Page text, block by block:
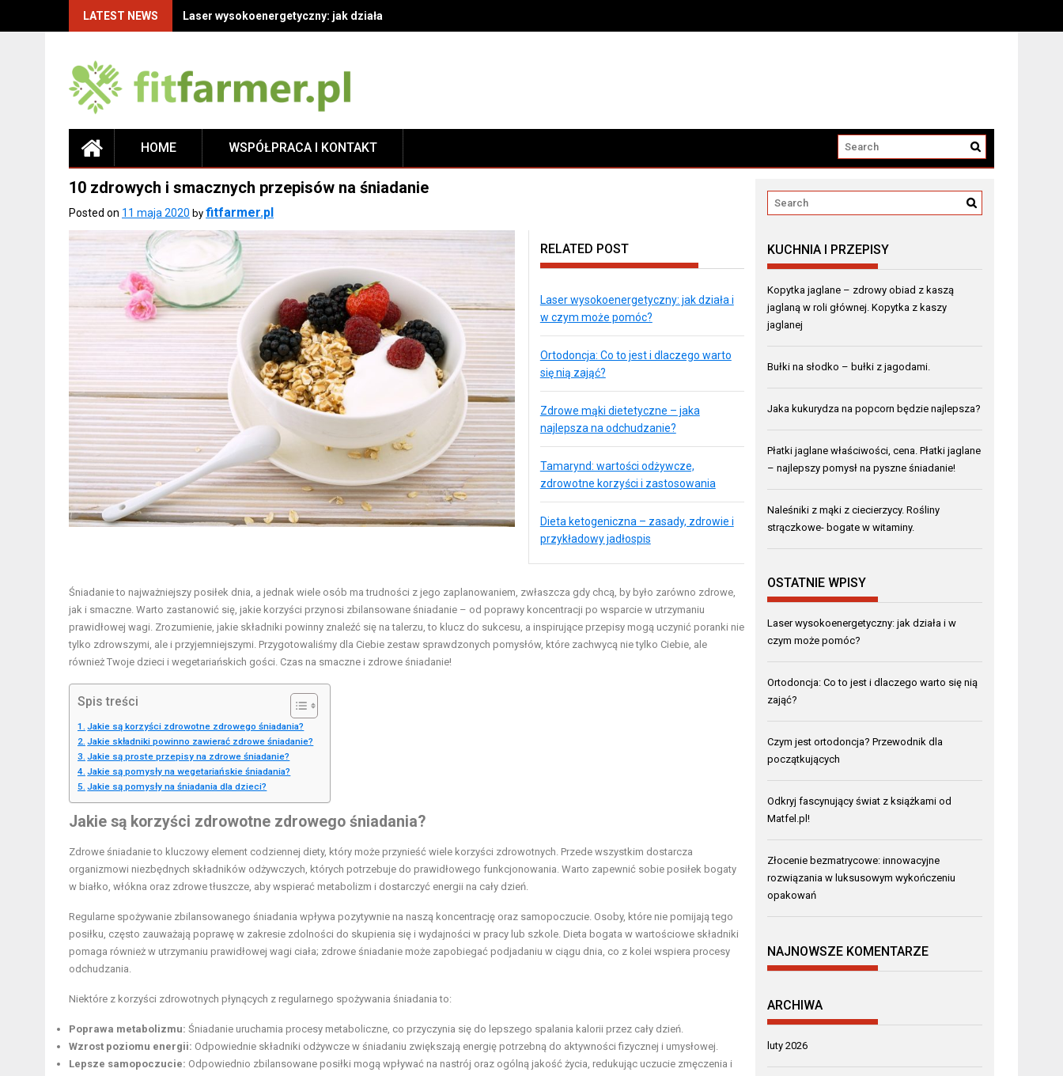
LATEST NEWS Laser wysokoenergetyczny: jak działa i w czym może pomóc?
HOME WSPÓŁPRACA I KONTAKT
10 zdrowych i smacznych przepisów na śniadanie
Posted on 11 maja 2020 by fitfarmer.pl
RELATED POST
Laser wysokoenergetyczny: jak działa i
w czym może pomóc?
Ortodoncja: Co to jest i dlaczego warto
się nią zająć?
Zdrowe mąki dietetyczne – jaka
najlepsza na odchudzanie?
Tamarynd: wartości odżywcze,
zdrowotne korzyści i zastosowania
Dieta ketogeniczna – zasady, zdrowie i
przykładowy jadłospis
Śniadanie to najważniejszy posiłek dnia, a jednak wiele osób ma trudności z jego zaplanowaniem, zwłaszcza gdy chcą, by było zarówno zdrowe,
jak i smaczne. Warto zastanowić się, jakie korzyści przynosi zbilansowane śniadanie – od poprawy koncentracji po wsparcie w utrzymaniu
prawidłowej wagi. Zrozumienie, jakie składniki powinny znaleźć się na talerzu, to klucz do sukcesu, a inspirujące przepisy mogą uczynić poranki nie
tylko zdrowszymi, ale i przyjemniejszymi. Przygotowaliśmy dla Ciebie zestaw sprawdzonych pomysłów, które zachwycą nie tylko Ciebie, ale
również Twoje dzieci i wegetariańskich gości. Czas na smaczne i zdrowe śniadanie!
Spis treści
Jakie są korzyści zdrowotne zdrowego śniadania?
Jakie składniki powinno zawierać zdrowe śniadanie?
Jakie są proste przepisy na zdrowe śniadanie?
Jakie są pomysły na wegetariańskie śniadania?
Jakie są pomysły na śniadania dla dzieci?
Jakie są korzyści zdrowotne zdrowego śniadania?
Zdrowe śniadanie to kluczowy element codziennej diety, który może przynieść wiele korzyści zdrowotnych. Przede wszystkim dostarcza
organizmowi niezbędnych składników odżywczych, których potrzebuje do prawidłowego funkcjonowania. Warto zapewnić sobie posiłek bogaty
w białko, włókna oraz zdrowe tłuszcze, aby wspierać metabolizm i dostarczyć energii na cały dzień.
Regularne spożywanie zbilansowanego śniadania wpływa pozytywnie na naszą koncentrację oraz samopoczucie. Osoby, które nie pomijają tego
posiłku, często zauważają poprawę w zakresie zdolności do skupienia się i wydajności w pracy lub szkole. Dieta bogata w wartościowe składniki
pomaga również w utrzymaniu prawidłowej wagi ciała; zdrowe śniadanie może zapobiegać podjadaniu w ciągu dnia, co z kolei wspiera procesy
odchudzania.
Niektóre z korzyści zdrowotnych płynących z regularnego spożywania śniadania to:
Poprawa metabolizmu: Śniadanie uruchamia procesy metaboliczne, co przyczynia się do lepszego spalania kalorii przez cały dzień.
Wzrost poziomu energii: Odpowiednie składniki odżywcze w śniadaniu zwiększają energię potrzebną do aktywności fizycznej i umysłowej.
Lepsze samopoczucie: Odpowiednio zbilansowane posiłki mogą wpływać na nastrój oraz ogólną jakość życia, redukując uczucie zmęczenia i
KUCHNIA I PRZEPISY
Kopytka jaglane – zdrowy obiad z kaszą
jaglaną w roli głównej. Kopytka z kaszy
jaglanej
Bułki na słodko – bułki z jagodami.
Jaka kukurydza na popcorn będzie najlepsza?
Płatki jaglane właściwości, cena. Płatki jaglane
– najlepszy pomysł na pyszne śniadanie!
Naleśniki z mąki z ciecierzycy. Rośliny
strączkowe- bogate w witaminy.
OSTATNIE WPISY
Laser wysokoenergetyczny: jak działa i w
czym może pomóc?
Ortodoncja: Co to jest i dlaczego warto się nią
zająć?
Czym jest ortodoncja? Przewodnik dla
początkujących
Odkryj fascynujący świat z książkami od
Matfel.pl!
Złocenie bezmatrycowe: innowacyjne
rozwiązania w luksusowym wykończeniu
opakowań
NAJNOWSZE KOMENTARZE
ARCHIWA
luty 2026